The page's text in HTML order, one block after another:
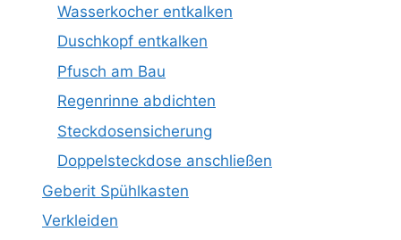
Wasserkocher entkalken
Duschkopf entkalken
Pfusch am Bau
Regenrinne abdichten
Steckdosensicherung
Doppelsteckdose anschließen
Geberit Spühlkasten
Verkleiden